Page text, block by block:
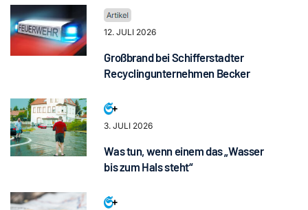
12. JULI 2026
Großbrand bei Schifferstadter
Recyclingunternehmen Becker
3. JULI 2026
Was tun, wenn einem das „Wasser
bis zum Hals steht“